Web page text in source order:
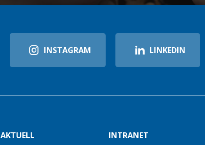
INSTAGRAM LINKEDIN
AKTUELL INTRANET